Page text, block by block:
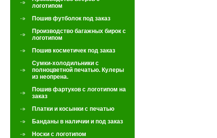
логотипом
Пошив футболок под заказ
Производство багажных бирок с
логотипом
Пошив косметичек под заказ
Сумки-холодильники с
полноцветной печатью. Кулеры
из неопрена.
Пошив фартуков с логотипом на
заказ
Платки и косынки с печатью
Банданы в наличии и под заказ
Носки с логотипом